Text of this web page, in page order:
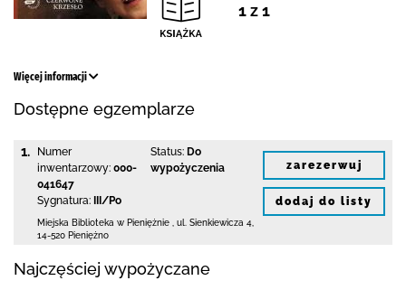
1 z 1
Więcej informacji
Dostępne egzemplarze
1.
Numer
inwentarzowy: 000-
041647
Sygnatura:
III/Po
Status: Do
wypożyczenia
Miejska Biblioteka w Pieniężnie ul. Sienkiewicza 4
14-520 Pieniężno
zarezerwuj
dodaj do listy
Najczęściej wypożyczane